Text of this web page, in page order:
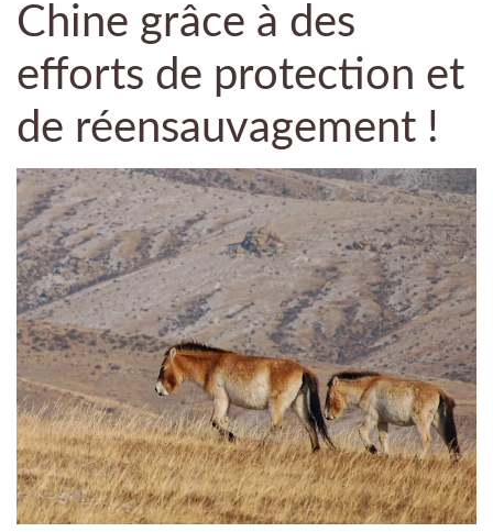
Chine grâce à des
efforts de protection et
de réensauvagement !